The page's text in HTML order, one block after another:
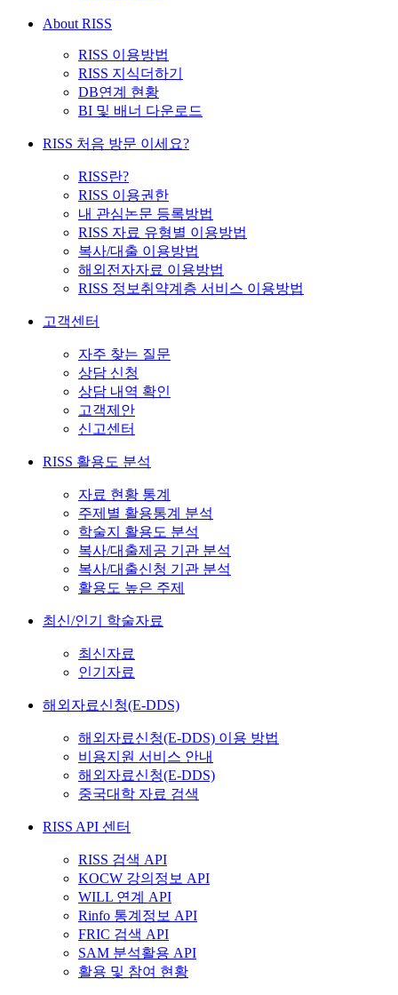
About RISS
RISS 이용방법
RISS 지식더하기
DB연계 현황
BI 및 배너 다운로드
RISS 처음 방문 이세요?
RISS란?
RISS 이용권한
내 관심논문 등록방법
RISS 자료 유형별 이용방법
복사/대출 이용방법
해외전자자료 이용방법
RISS 정보취약계층 서비스 이용방법
고객센터
자주 찾는 질문
상담 신청
상담 내역 확인
고객제안
신고센터
RISS 활용도 분석
자료 현황 통계
주제별 활용통계 분석
학술지 활용도 분석
복사/대출제공 기관 분석
복사/대출신청 기관 분석
활용도 높은 주제
최신/인기 학술자료
최신자료
인기자료
해외자료신청(E-DDS)
해외자료신청(E-DDS) 이용 방법
비용지원 서비스 안내
해외자료신청(E-DDS)
중국대학 자료 검색
RISS API 센터
RISS 검색 API
KOCW 강의정보 API
WILL 연계 API
Rinfo 통계정보 API
FRIC 검색 API
SAM 분석활용 API
활용 및 참여 현황